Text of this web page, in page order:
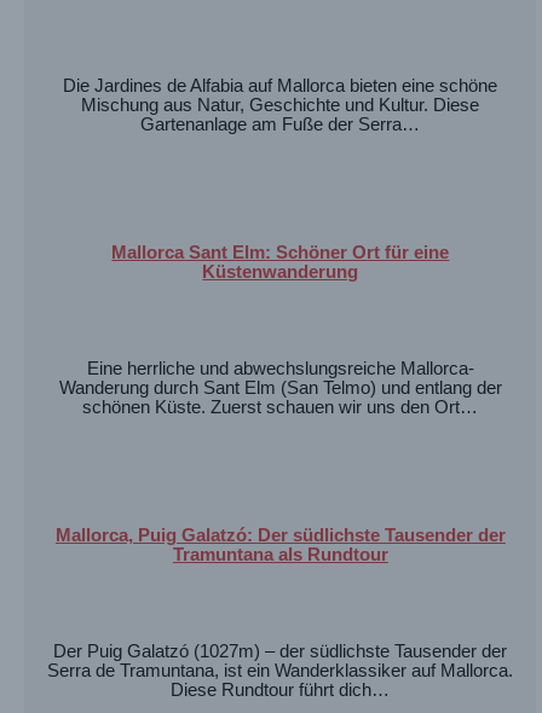
Die Jardines de Alfabia auf Mallorca bieten eine schöne
Mischung aus Natur, Geschichte und Kultur. Diese
Gartenanlage am Fuße der Serra…
Mallorca Sant Elm: Schöner Ort für eine
Küstenwanderung
Eine herrliche und abwechslungsreiche Mallorca-
Wanderung durch Sant Elm (San Telmo) und entlang der
schönen Küste. Zuerst schauen wir uns den Ort…
Mallorca, Puig Galatzó: Der südlichste Tausender der
Tramuntana als Rundtour
Der Puig Galatzó (1027m) – der südlichste Tausender der
Serra de Tramuntana, ist ein Wanderklassiker auf Mallorca.
Diese Rundtour führt dich…